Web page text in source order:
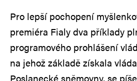
Pro lepší pochopení
premiéra Fialy dva příklady
programového prohlášení
na jehož základě získala
Poslanecké sněmovny, se